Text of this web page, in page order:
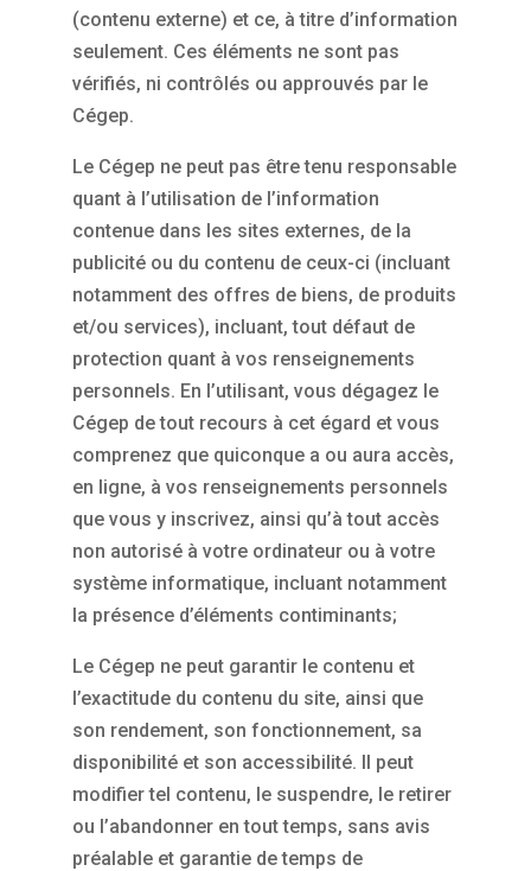
(contenu externe) et ce, à titre d’information
seulement. Ces éléments ne sont pas
vérifiés, ni contrôlés ou approuvés par le
Cégep.
Le Cégep ne peut pas être tenu responsable
quant à l’utilisation de l’information
contenue dans les sites externes, de la
publicité ou du contenu de ceux-ci (incluant
notamment des offres de biens, de produits
et/ou services), incluant, tout défaut de
protection quant à vos renseignements
personnels. En l’utilisant, vous dégagez le
Cégep de tout recours à cet égard et vous
comprenez que quiconque a ou aura accès,
en ligne, à vos renseignements personnels
que vous y inscrivez, ainsi qu’à tout accès
non autorisé à votre ordinateur ou à votre
système informatique, incluant notamment
la présence d’éléments contiminants;
Le Cégep ne peut garantir le contenu et
l’exactitude du contenu du site, ainsi que
son rendement, son fonctionnement, sa
disponibilité et son accessibilité. Il peut
modifier tel contenu, le suspendre, le retirer
ou l’abandonner en tout temps, sans avis
préalable et garantie de temps de